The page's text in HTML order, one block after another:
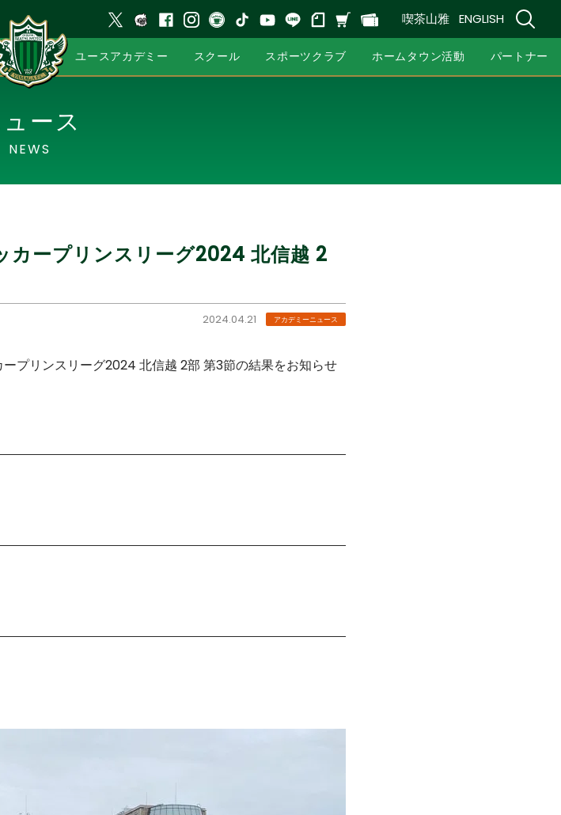
喫茶山雅 ENGLISH
ユースアカデミー スクール スポーツクラブ ホームタウン活動 パートナー
ース
NEWS
カープリンスリーグ2024 北信越 2
2024.04.21 アカデミーニュース
プリンスリーグ2024 北信越 2部 第3節の結果をお知らせ